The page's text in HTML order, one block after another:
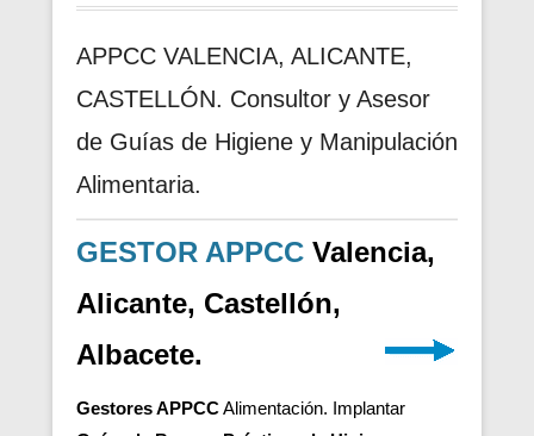
APPCC VALENCIA, ALICANTE,
CASTELLÓN. Consultor y Asesor
de Guías de Higiene y Manipulación
Alimentaria.
GESTOR APPCC Valencia,
Alicante, Castellón,
Albacete.
Gestores APPCCAlimentación. Implantar